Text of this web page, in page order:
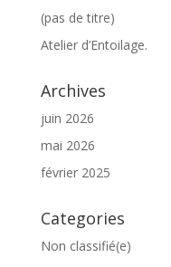
(pas de titre)
Atelier d’Entoilage.
Archives
juin 2026
mai 2026
février 2025
Categories
Non classifié(e)